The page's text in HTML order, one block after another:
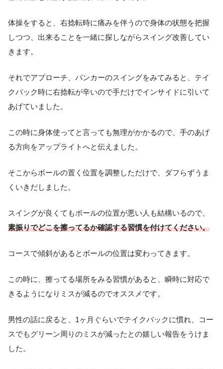
体操をすると、右捻転時に痛みを伴うので身体の状態を把握
しつつ、出来ることを一緒に探しながらスイング改善してい
きます。
それでアプローチ、バンカーのスイングをみてみると、テイ
クバック時に右捻転が辛いので手だけでインサイドに引いて
あげていました。
この時に身体使ってと言っても無理がかかるので、手のあげ
る方向をアップライトへと伝えました。
そこからボールの置く位置を調整しただけで、ダフらずうま
くいきだしました。
スイングが良くてもボールの位置が悪い人も結構いるので、
素振りでどこを擦ってるか確認する習慣を付けてください。
コースで傾斜があるとボールの位置は変わってきます。
この時に、擦ってる場所をみる習慣があると、瞬時に対応で
きるようになりミスが減るのでオススメです。
男性の話に戻ると、1ヶ月ぐらいでテイクバックに慣れ、コー
スでもグリーン周りのミスが減ったとの嬉しい報告をうけま
した。